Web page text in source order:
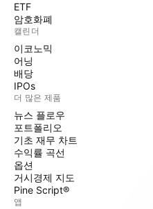
ETF
암호화폐
캘린더
이코노믹
어닝
배당
IPOs
더 많은 제품
뉴스 플로우
포트폴리오
기초 재무 차트
수익률 곡선
옵션
거시경제 지도
Pine Script®
앱